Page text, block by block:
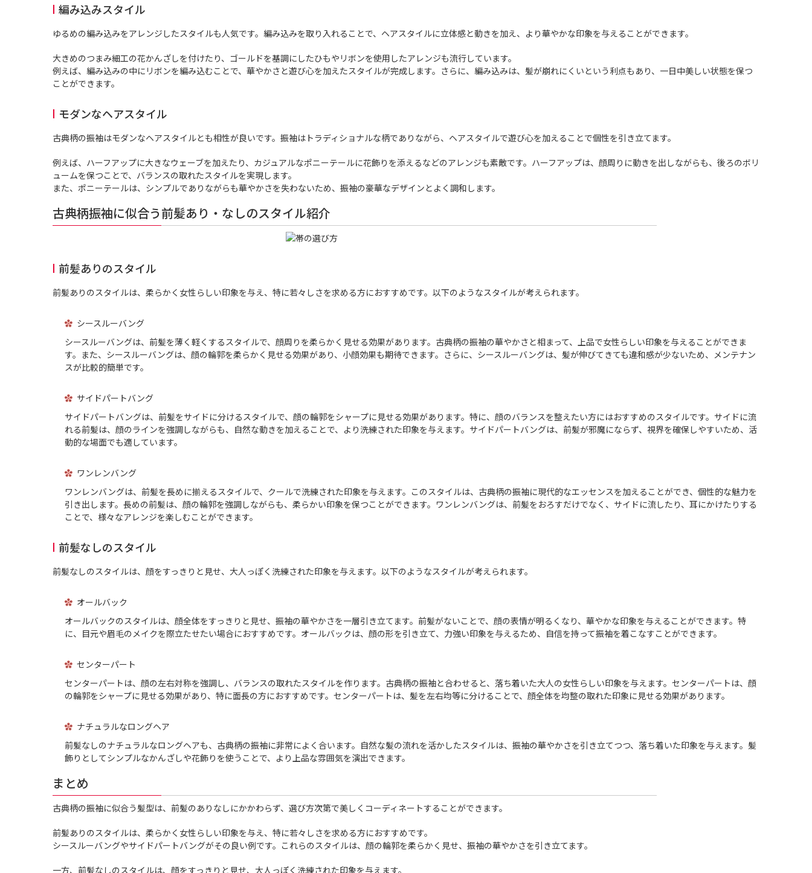
編み込みスタイル
ゆるめの編み込みをアレンジしたスタイルも人気です。編み込みを取り入れることで、ヘアスタイルに立体感と動きを加え、より華やかな印象を与えることができます。
大きめのつまみ細工の花かんざしを付けたり、ゴールドを基調にしたひもやリボンを使用したアレンジも流行しています。
例えば、編み込みの中にリボンを編み込むことで、華やかさと遊び心を加えたスタイルが完成します。さらに、編み込みは、髪が崩れにくいという利点もあり、一日中美しい状態を保つ
ことができます。
モダンなヘアスタイル
古典柄の振袖はモダンなヘアスタイルとも相性が良いです。振袖はトラディショナルな柄でありながら、ヘアスタイルで遊び心を加えることで個性を引き立てます。
例えば、ハーフアップに大きなウェーブを加えたり、カジュアルなポニーテールに花飾りを添えるなどのアレンジも素敵です。ハーフアップは、顔周りに動きを出しながらも、後ろのボリ
ュームを保つことで、バランスの取れたスタイルを実現します。
また、ポニーテールは、シンプルでありながらも華やかさを失わないため、振袖の豪華なデザインとよく調和します。
古典柄振袖に似合う前髪あり・なしのスタイル紹介
前髪ありのスタイル
前髪ありのスタイルは、柔らかく女性らしい印象を与え、特に若々しさを求める方におすすめです。以下のようなスタイルが考えられます。
シースルーバング
シースルーバングは、前髪を薄く軽くするスタイルで、顔周りを柔らかく見せる効果があります。古典柄の振袖の華やかさと相まって、上品で女性らしい印象を与えることができま
す。また、シースルーバングは、顔の輪郭を柔らかく見せる効果があり、小顔効果も期待できます。さらに、シースルーバングは、髪が伸びてきても違和感が少ないため、メンテナン
スが比較的簡単です。
サイドパートバング
サイドパートバングは、前髪をサイドに分けるスタイルで、顔の輪郭をシャープに見せる効果があります。特に、顔のバランスを整えたい方にはおすすめのスタイルです。サイドに流
れる前髪は、顔のラインを強調しながらも、自然な動きを加えることで、より洗練された印象を与えます。サイドパートバングは、前髪が邪魔にならず、視界を確保しやすいため、活
動的な場面でも適しています。
ワンレンバング
ワンレンバングは、前髪を長めに揃えるスタイルで、クールで洗練された印象を与えます。このスタイルは、古典柄の振袖に現代的なエッセンスを加えることができ、個性的な魅力を
引き出します。長めの前髪は、顔の輪郭を強調しながらも、柔らかい印象を保つことができます。ワンレンバングは、前髪をおろすだけでなく、サイドに流したり、耳にかけたりする
ことで、様々なアレンジを楽しむことができます。
前髪なしのスタイル
前髪なしのスタイルは、顔をすっきりと見せ、大人っぽく洗練された印象を与えます。以下のようなスタイルが考えられます。
オールバック
オールバックのスタイルは、顔全体をすっきりと見せ、振袖の華やかさを一層引き立てます。前髪がないことで、顔の表情が明るくなり、華やかな印象を与えることができます。特
に、目元や眉毛のメイクを際立たせたい場合におすすめです。オールバックは、顔の形を引き立て、力強い印象を与えるため、自信を持って振袖を着こなすことができます。
センターパート
センターパートは、顔の左右対称を強調し、バランスの取れたスタイルを作ります。古典柄の振袖と合わせると、落ち着いた大人の女性らしい印象を与えます。センターパートは、顔
の輪郭をシャープに見せる効果があり、特に面長の方におすすめです。センターパートは、髪を左右均等に分けることで、顔全体を均整の取れた印象に見せる効果があります。
ナチュラルなロングヘア
前髪なしのナチュラルなロングヘアも、古典柄の振袖に非常によく合います。自然な髪の流れを活かしたスタイルは、振袖の華やかさを引き立てつつ、落ち着いた印象を与えます。髪
飾りとしてシンプルなかんざしや花飾りを使うことで、より上品な雰囲気を演出できます。
まとめ
古典柄の振袖に似合う髪型は、前髪のありなしにかかわらず、選び方次第で美しくコーディネートすることができます。
前髪ありのスタイルは、柔らかく女性らしい印象を与え、特に若々しさを求める方におすすめです。
シースルーバングやサイドパートバングがその良い例です。これらのスタイルは、顔の輪郭を柔らかく見せ、振袖の華やかさを引き立てます。
一方、前髪なしのスタイルは、顔をすっきりと見せ、大人っぽく洗練された印象を与えます。